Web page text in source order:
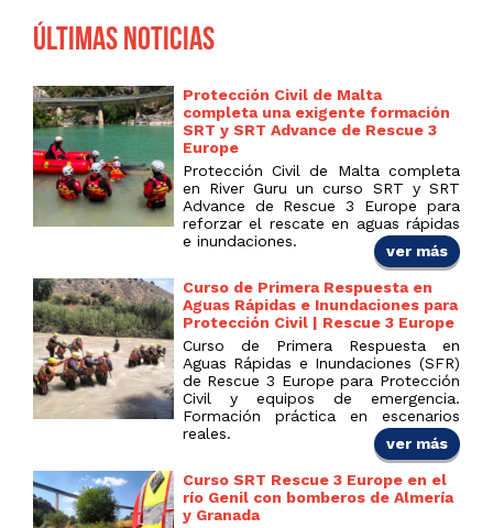
Últimas noticias
Protección Civil de Malta
completa una exigente formación
SRT y SRT Advance de Rescue 3
Europe
Protección Civil de Malta completa
en River Guru un curso SRT y SRT
Advance de Rescue 3 Europe para
reforzar el rescate en aguas rápidas
e inundaciones.
ver más
Curso de Primera Respuesta en
Aguas Rápidas e Inundaciones para
Protección Civil | Rescue 3 Europe
Curso de Primera Respuesta en
Aguas Rápidas e Inundaciones (SFR)
de Rescue 3 Europe para Protección
Civil y equipos de emergencia.
Formación práctica en escenarios
reales.
ver más
Curso SRT Rescue 3 Europe en el
río Genil con bomberos de Almería
y Granada